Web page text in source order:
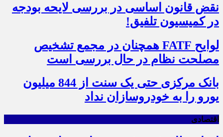
نقض قانون اساسی در بررسی لایحه بودجه
در کمیسیون تلفیق!
لوایح FATF همچنان در مجمع تشخیص
مصلحت نظام در حال بررسی است
بانک مرکزی حتی یک سنت از 844 میلیون
یورو را به خودروسازان نداد
اقتصادی